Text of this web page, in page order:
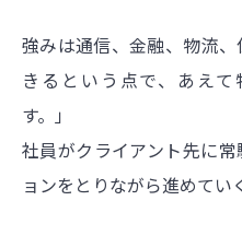
強みは通信、金融、物流
きるという点で、あえ
す。」
社員がクライアント先に
ョンをとりながら進めてい